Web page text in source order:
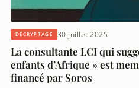
DÉCRYPTAGE 30 juillet 2025
La consultante LCI qui
enfants d’Afrique » est
financé par Soros